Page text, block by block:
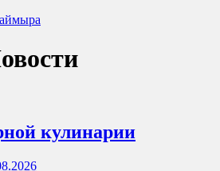
кулинарии